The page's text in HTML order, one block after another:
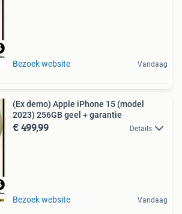
Bezoek website Vandaag
(Ex demo) Apple iPhone 15 (model
2023) 256GB geel + garantie
€ 499,99 Details
Bezoek website Vandaag